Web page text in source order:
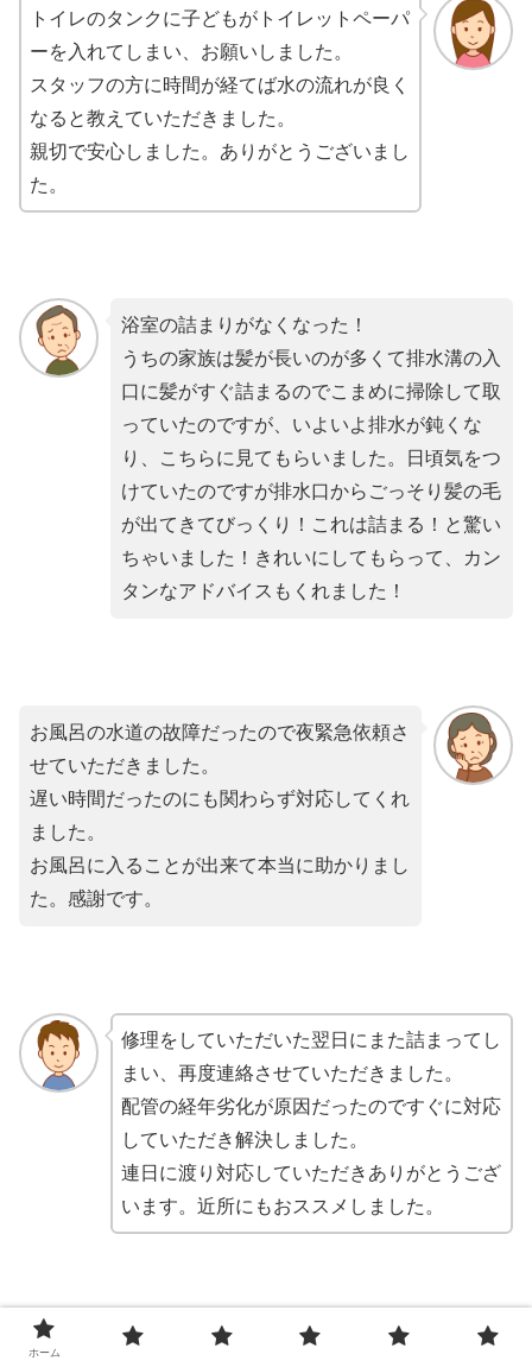
トイレのタンクに子どもがトイレットペーパ
ーを入れてしまい、お願いしました。
スタッフの方に時間が経てば水の流れが良く
なると教えていただきました。
親切で安心しました。ありがとうございまし
た。
浴室の詰まりがなくなった！
うちの家族は髪が長いのが多くて排水溝の入
口に髪がすぐ詰まるのでこまめに掃除して取
っていたのですが、いよいよ排水が鈍くな
り、こちらに見てもらいました。日頃気をつ
けていたのですが排水口からごっそり髪の毛
が出てきてびっくり！これは詰まる！と驚い
ちゃいました！きれいにしてもらって、カン
タンなアドバイスもくれました！
お風呂の水道の故障だったので夜緊急依頼さ
せていただきました。
遅い時間だったのにも関わらず対応してくれ
ました。
お風呂に入ることが出来て本当に助かりまし
た。感謝です。
修理をしていただいた翌日にまた詰まってし
まい、再度連絡させていただきました。
配管の経年劣化が原因だったのですぐに対応
していただき解決しました。
連日に渡り対応していただきありがとうござ
います。近所にもおススメしました。
休日なのにすぐ来て頂けてほんとうにありが
ホーム